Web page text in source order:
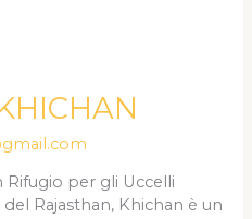
Rifugio per gli Uccelli
Rajasthan, Khichan è un